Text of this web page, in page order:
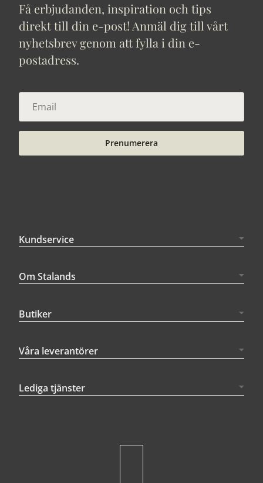
Få erbjudanden, inspiration och tips
direkt till din e-post! Anmäl dig till vårt
nyhetsbrev genom att fylla i din e-
postadress.
Prenumerera
Kundservice
Om Stalands
Butiker
Våra leverantörer
Lediga tjänster